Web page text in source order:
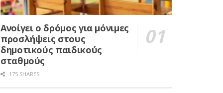
Ανοίγει ο δρόμος για μόνιμες
προσλήψεις στους
δημοτικούς παιδικούς
σταθμούς
175 SHARES